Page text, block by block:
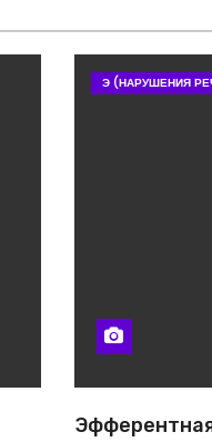
Э (НАРУШЕНИЯ